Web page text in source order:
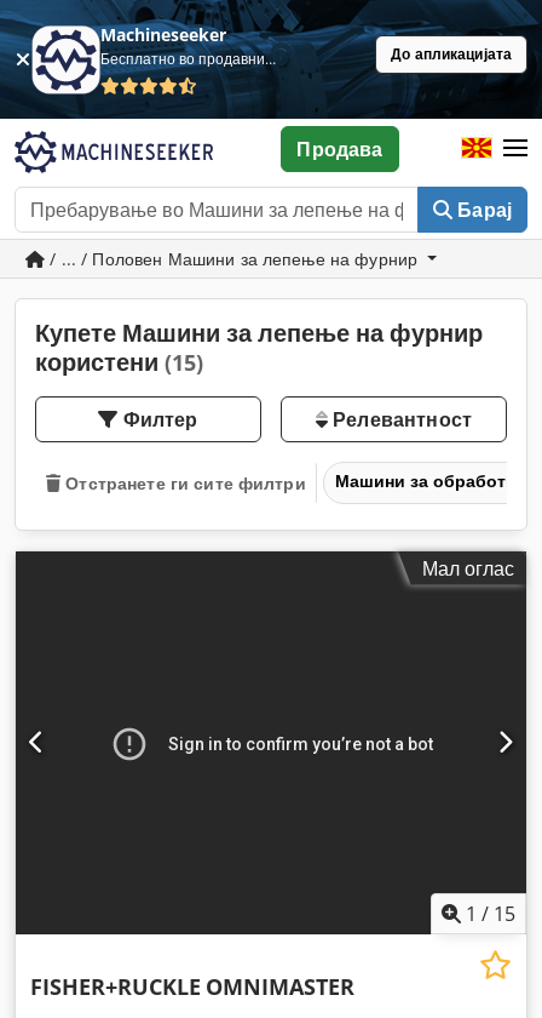
Machineseeker
Бесплатно во продавница До апликацијата
Барај
Продава
/ ... / Половен Машини за лепење на фурнир
Купете Машини за лепење на фурнир
користени (15)
Филтер Релевантност
Отстранете ги сите филтри Машини за обработка
Мал оглас
1 / 15
FISHER+RUCKLE OMNIMASTER